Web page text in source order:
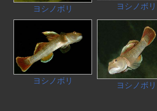
ヨシノボリ ヨシノボリ
ヨシノボリ ヨシノボリ